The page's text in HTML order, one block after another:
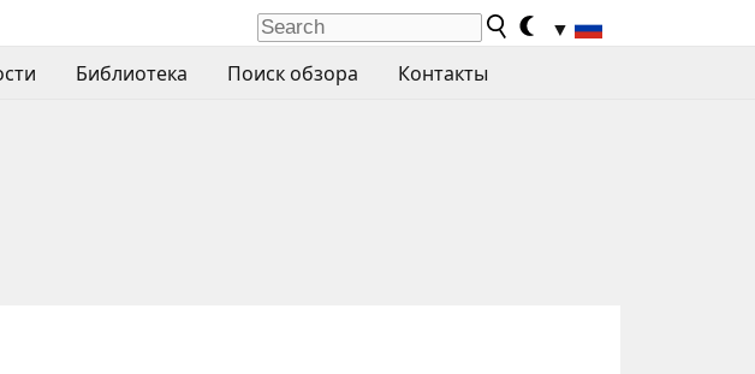
▼
Библиотека Поиск обзора Контакты